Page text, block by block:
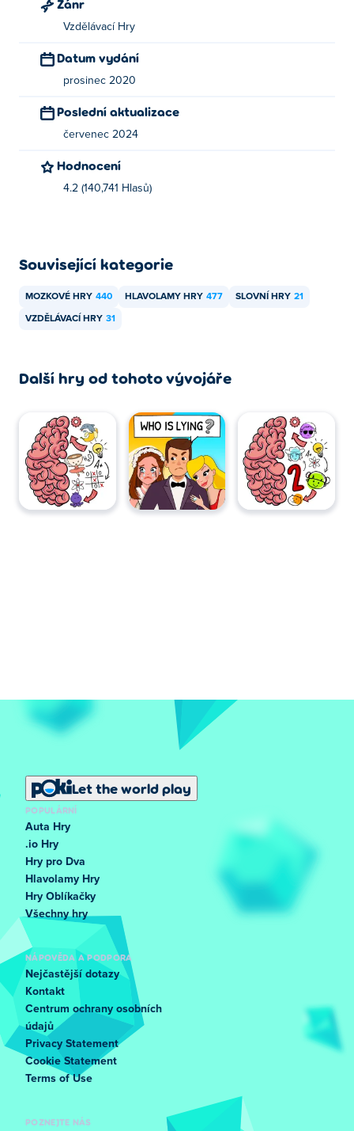
Žánr
Vzdělávací Hry
Datum vydání
prosinec 2020
Poslední aktualizace
červenec 2024
Hodnocení
4.2 (140,741 Hlasů)
Související kategorie
MOZKOVÉ HRY 440 HLAVOLAMY HRY 477 SLOVNÍ HRY 21
VZDĚLÁVACÍ HRY 31
Další hry od tohoto vývojáře
Let the world play
POPULÁRNÍ
Auta Hry
.io Hry
Hry pro Dva
Hlavolamy Hry
Hry Oblíkačky
Všechny hry
NÁPOVĚDA A PODPORA
Nejčastější dotazy
Kontakt
Centrum ochrany osobních
údajů
Privacy Statement
Cookie Statement
Terms of Use
POZNEJTE NÁS